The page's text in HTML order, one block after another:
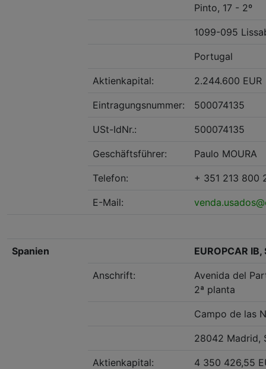
Pinto, 17 - 2º
1099-095
Portugal
Aktienkapital: 2.244.600 EUR
Eintragungsnummer: 500074135
USt-IdNr.: 500074135
Geschäftsführer: Paulo MOURA
Telefon: + 351 213 800
E-Mail:
Spanien EUROPCAR IB,
Anschrift:
Avenida del
2ª planta
Campo de las
28042 Madrid,
Aktienkapital: 4 350 426,55